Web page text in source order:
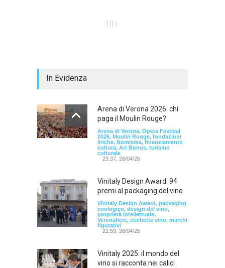
In Evidenza
Arena di Verona 2026: chi
paga il Moulin Rouge?
Arena di Verona, Opera Festival
2026, Moulin Rouge, fondazioni
liriche, Nomisma, finanziamento
cultura, Art Bonus, turismo
culturale
23:37, 26/04/26
Vinitaly Design Award: 94
premi al packaging del vino
Vinitaly Design Award, packaging
enologico, design del vino,
proprietà intellettuale,
Veronafiere, etichette vino, marchi
figurativi
21:59, 26/04/26
Vinitaly 2025: il mondo del
vino si racconta nei calici